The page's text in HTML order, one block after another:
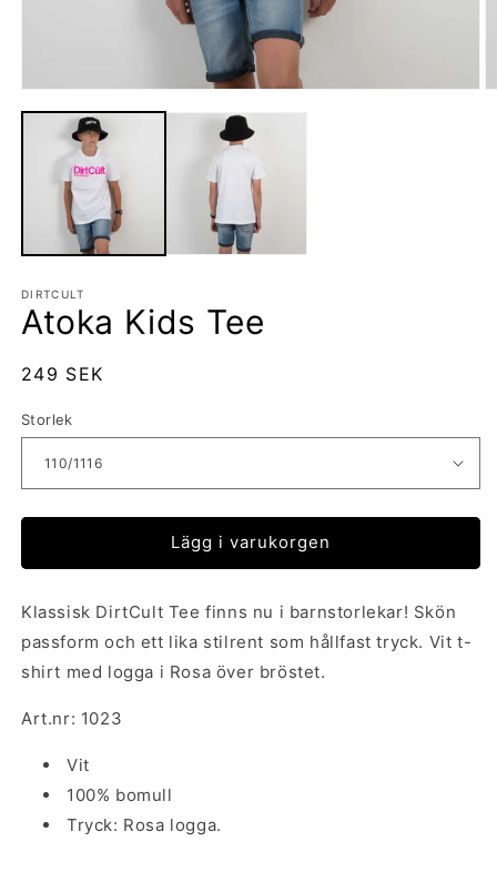
mediet
modalfönster
DIRTCULT
Atoka Kids Tee
Ordinarie
249 SEK
Storlek
Lägg i varukorgen
Klassisk DirtCult Tee finns nu i barnstorlekar! Skön
passform och ett lika stilrent som hållfast tryck. Vit t-
shirt med logga i Rosa över bröstet.
Art.nr: 1023
Vit
100% bomull
Tryck: Rosa logga.